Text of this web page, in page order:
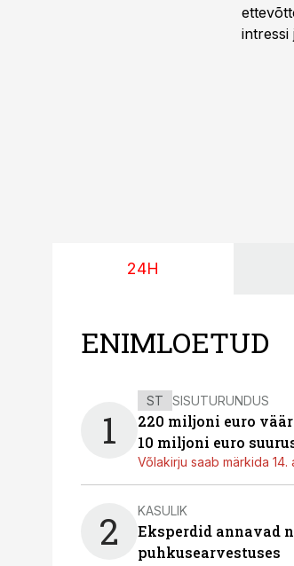
intressi
24H
ENIMLOETUD
1
ST SISUTURUNDUS
220 miljoni euro
10 miljoni euro
Võlakirju saab märkida 14.
2 KASULIK
Eksperdid annavad
puhkusearvestuses